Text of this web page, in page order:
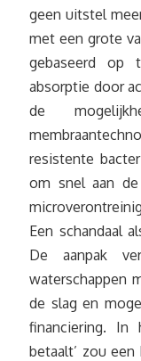
geen uitstel
met een grote
gebaseerd op
absorptie door
de
resistente
om snel aan
Een schandaal
De aanpak
waterschappen
de slag en
financiering. In
betaalt’ zou